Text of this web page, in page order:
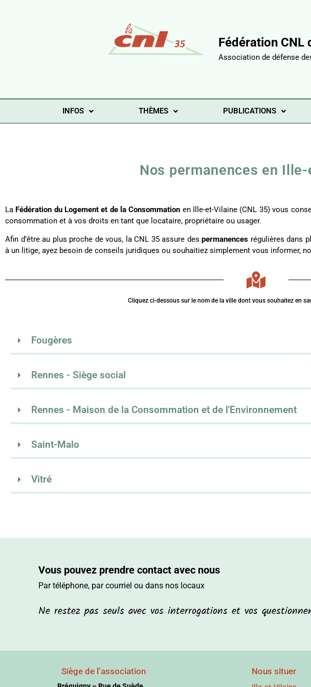
Fédération CNL
Association de défense
INFOS THÈMES PUBLICATIONS
Nos permanences en
La Fédération du Logement et de la Consommation en Ille-et-Vilaine (CNL 35) vous
consommation et à vos droits en tant que locataire, propriétaire ou usager.
Afin d’être au plus proche de vous, la CNL 35 assure des permanences régulières dans
à un litige, ayez besoin de conseils juridiques ou souhaitiez simplement vous informer,
Cliquez ci-dessous sur le nom de la ville dont vous souhaitez en
Fougères
Rennes - Siège social
Rennes - Maison de la Consommation et de l'Environnement
Saint-Malo
Vitré
Vous pouvez prendre contact avec nous
Par téléphone, par courriel ou dans nos locaux
Ne restez pas seuls avec vos interrogations et vos
Siège de l’association Nous situer